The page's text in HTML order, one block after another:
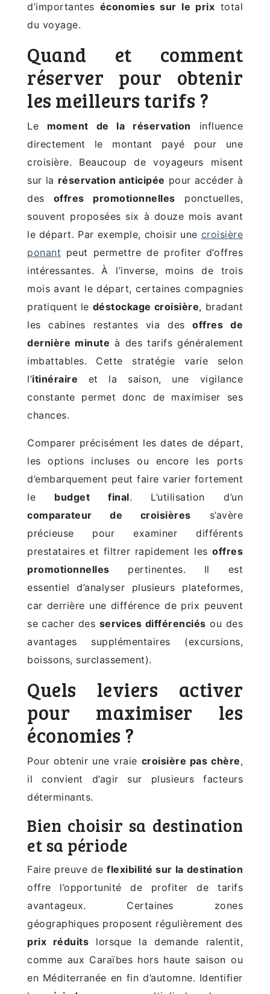
d’importantes économies sur le prix total
du voyage.
Quand et comment
réserver pour obtenir
les meilleurs tarifs ?
Le moment de la réservation influence
directement le montant payé pour une
croisière. Beaucoup de voyageurs misent
sur la réservation anticipée pour accéder à
des offres promotionnelles ponctuelles,
souvent proposées six à douze mois avant
le départ. Par exemple, choisir une croisière
ponant peut permettre de profiter d’offres
intéressantes. À l’inverse, moins de trois
mois avant le départ, certaines compagnies
pratiquent le déstockage croisière, bradant
les cabines restantes via desoffres de
dernière minute à des tarifs généralement
imbattables. Cette stratégie varie selon
l’itinéraire et la saison, une vigilance
constante permet donc de maximiser ses
chances.
Comparer précisément les dates de départ,
les options incluses ou encore les ports
d’embarquement peut faire varier fortement
le budget final. L’utilisation d’un
comparateur de croisières s’avère
précieuse pour examiner différents
prestataires et filtrer rapidement les offres
promotionnelles pertinentes. Il est
essentiel d’analyser plusieurs plateformes,
car derrière une différence de prix peuvent
se cacher des services différenciés ou des
avantages supplémentaires (excursions,
boissons, surclassement).
Quels leviers activer
pour maximiser les
économies ?
Pour obtenir une vraie croisière pas chère,
il convient d’agir sur plusieurs facteurs
déterminants.
Bien choisir sa destination
et sa période
Faire preuve de flexibilité sur la destination
offre l’opportunité de profiter de tarifs
avantageux. Certaines zones
géographiques proposent régulièrement des
prix réduits lorsque la demande ralentit,
comme aux Caraïbes hors haute saison ou
en Méditerranée en fin d’automne. Identifier